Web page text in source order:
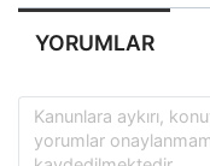
YORUMLAR